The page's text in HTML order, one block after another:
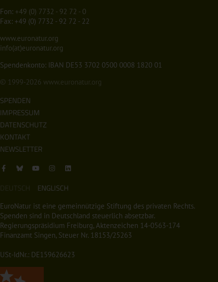
Fon: +49 (0) 7732 - 92 72 - 0
Fax: +49 (0) 7732 - 92 72 - 22
www.euronatur.org
info(at)euronatur.org
Spendenkonto: IBAN DE53 3702 0500 0008 1820 01
© 1999-2026 www.euronatur.org
SPENDEN
IMPRESSUM
DATENSCHUTZ
KONTAKT
NEWSLETTER
DEUTSCH ENGLISCH
EuroNatur ist eine gemeinnützige Stiftung des privaten Rechts.
Spenden sind in Deutschland steuerlich absetzbar.
Regierungspräsidium Freiburg, Aktenzeichen 14-0563-174
Finanzamt Singen, Steuer Nr. 18153/25263
USt-IdNr.: DE159626623